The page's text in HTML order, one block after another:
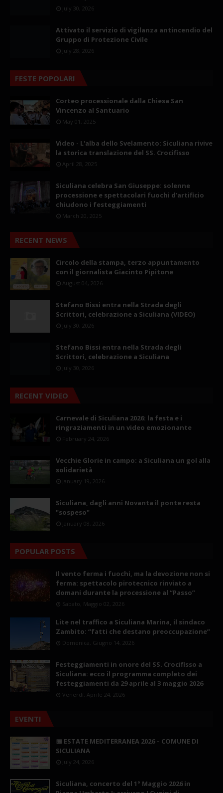
July 30, 2026
Attivato il servizio di vigilanza antincendio del
Gruppo di Protezione Civile
July 28, 2026
FESTE POPOLARI
Corteo processionale dalla Chiesa San
Vincenzo al Santuario
May 01, 2025
Video - L'alba dello Svelamento: Siculiana rivive
la storica translazione del SS. Crocifisso
April 28, 2025
Siculiana celebra San Giuseppe: solenne
processione e spettacolari fuochi d’artificio
chiudono i festeggiamenti
March 20, 2025
RECENT NEWS
Circolo della stampa, terzo appuntamento
con il giornalista Giacinto Pipitone
August 04, 2026
Stefano Bissi entra nella Strada degli
Scrittori, celebrazione a Siculiana (VIDEO)
July 30, 2026
Stefano Bissi entra nella Strada degli
Scrittori, celebrazione a Siculiana
July 30, 2026
RECENT VIDEO
Carnevale di Siculiana 2026: la festa e i
ringraziamenti in un video emozionante
February 24, 2026
Vecchie Glorie in campo: a Siculiana un gol alla
solidarietà
January 19, 2026
Siculiana, dagli anni Novanta il ponte resta
"sospeso"
January 08, 2026
POPULAR POSTS
Il vento ferma i fuochi, ma la devozione non si
ferma: spettacolo pirotecnico rinviato a
domani durante la processione al “Passo”
Sabato, Maggio 02, 2026
Lite nel traffico a Siculiana Marina, il sindaco
Zambito: “fatti che destano preoccupazione”
Domenica, Giugno 14, 2026
Festeggiamenti in onore del SS. Crocifisso a
Siculiana: ecco il programma completo dei
festeggiamenti da 29 aprile al 3 maggio 2026
Venerdì, Aprile 24, 2026
EVENTI
📅 ESTATE MEDITERRANEA 2026 – COMUNE DI
SICULIANA
July 24, 2026
Siculiana, concerto del 1° Maggio 2026 in